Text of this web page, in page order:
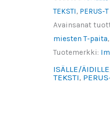
lapio
TEKSTI,
Avainsanat
miesten T-paita,
Tuotemerkki:
ISÄLLE/ÄIDILLE
TEKSTI,